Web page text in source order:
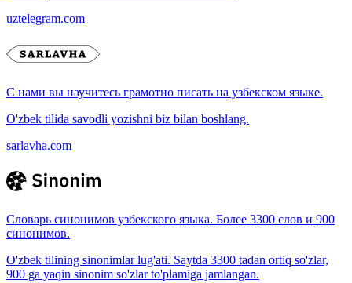
uztelegram.com
С нами вы научитесь грамотно писать на узбекском языке.
O'zbek tilida savodli yozishni biz bilan boshlang.
sarlavha.com
Словарь синонимов узбекского языка. Более 3300 слов и 900
синонимов.
O'zbek tilining sinonimlar lug'ati. Saytda 3300 tadan ortiq so'zlar,
900 ga yaqin sinonim so'zlar to'plamiga jamlangan.